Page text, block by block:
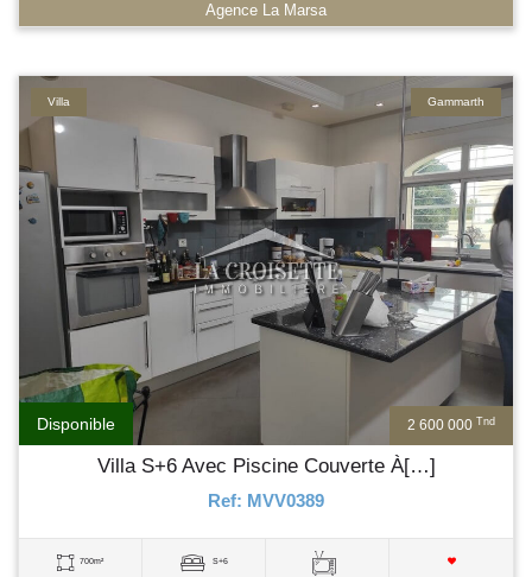
Agence La Marsa
2 600 000 Tnd
Disponible
Gammarth
Villa
Villa S+6 Avec Piscine Couverte À[…]
Ref: MVV0389
700m² S+6